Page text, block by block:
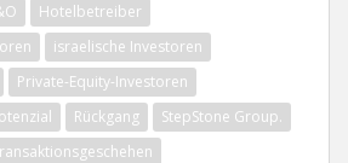
Hotelbetreiber
israelische Investoren
Private-Equity-Investoren
Rückgang
StepStone Group.